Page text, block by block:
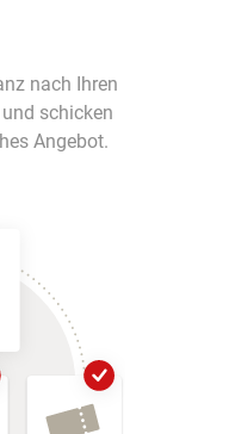
nach Ihren
schicken
Angebot.